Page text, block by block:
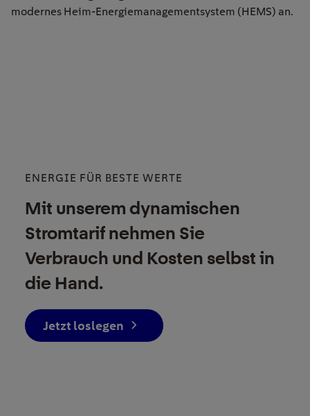
modernes Heim-Energiemanagementsystem (HEMS) an.
ENERGIE FÜR BESTE WERTE
Mit unserem dynamischen
Stromtarif nehmen Sie
Verbrauch und Kosten selbst in
die Hand.
Jetzt loslegen